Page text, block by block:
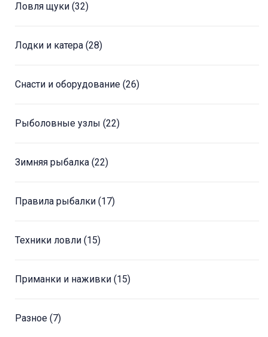
Ловля щуки (32)
Лодки и катера (28)
Снасти и оборудование (26)
Рыболовные узлы (22)
Зимняя рыбалка (22)
Правила рыбалки (17)
Техники ловли (15)
Приманки и наживки (15)
Разное (7)